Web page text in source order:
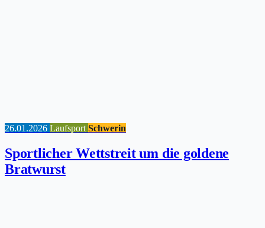
26.01.2026 Laufsport Schwerin
Sportlicher Wettstreit um die goldene
Bratwurst